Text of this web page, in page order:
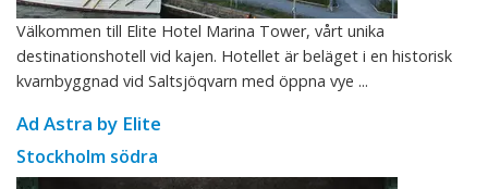
Välkommen till Elite Hotel Marina Tower, vårt unika
destinationshotell vid kajen. Hotellet är beläget i en historisk
kvarnbyggnad vid Saltsjöqvarn med öppna vye ...
Ad Astra by Elite
Stockholm södra